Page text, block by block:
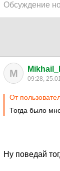
Обсуждение
M 09:28,
От
Тогда было
Ну поведай